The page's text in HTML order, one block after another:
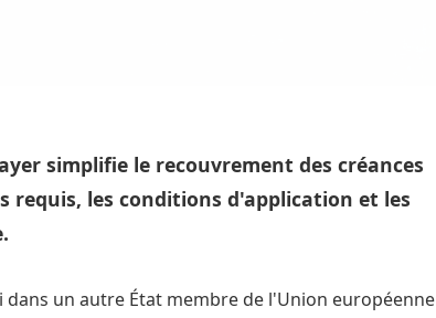
simplifie le recouvrement des créances
les conditions d'application et les
un autre État membre de l'Union européenne